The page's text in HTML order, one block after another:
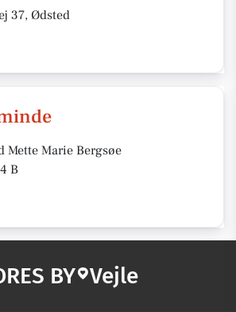
37, Ødsted
Mette Marie Bergsøe
B
BY Vejle